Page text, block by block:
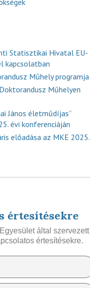
Statisztikai Hivatal EU-
kapcsolatban
Műhely programja
Műhelyen
János életműdíjas”
évi konferenciáján
előadása az MKE 2025.
értesítésekre
által szervezett
értesítésekre.